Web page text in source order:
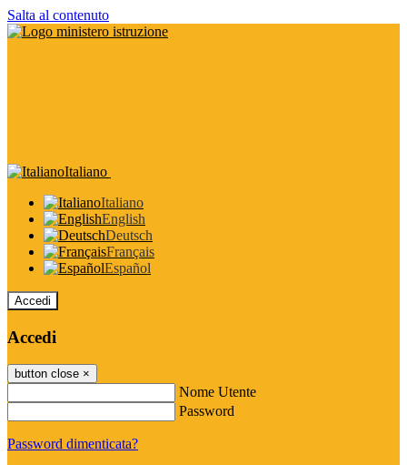
Salta al contenuto
Italiano
Italiano
English
Deutsch
Français
Español
Accedi
Accedi
button close ×
Nome Utente
Password
Password dimenticata?